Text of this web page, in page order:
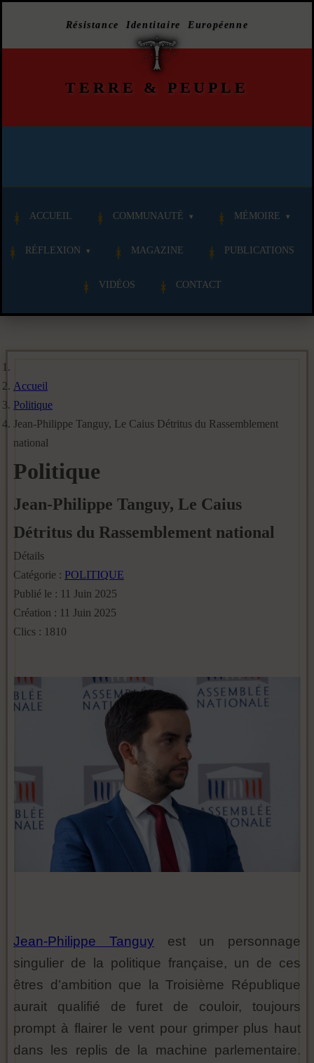
Résistance Identitaire Européenne
TERRE & PEUPLE
ACCUEIL COMMUNAUTÉ MÉMOIRE
RÉFLEXION MAGAZINE PUBLICATIONS
VIDÉOS CONTACT
Accueil
Politique
Jean-Philippe Tanguy, Le Caius Détritus du Rassemblement
national
Politique
Jean-Philippe Tanguy, Le Caius
Détritus du Rassemblement national
Détails
Catégorie : POLITIQUE
Publié le : 11 Juin 2025
Création : 11 Juin 2025
Clics : 1810
Jean-Philippe Tanguy est un personnage
singulier de la politique française, un de ces
êtres d’ambition que la Troisième République
aurait qualifié de furet de couloir, toujours
prompt à flairer le vent pour grimper plus haut
dans les replis de la machine parlementaire.